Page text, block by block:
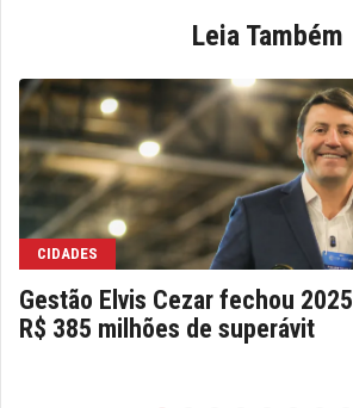
Leia Também
CIDADES
Gestão Elvis Cezar fechou
R$ 385 milhões de superávit